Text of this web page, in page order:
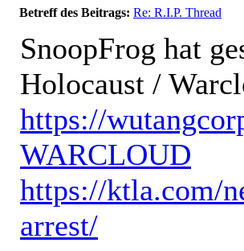
Betreff des Beitrags: Re: R.I.P. Thread
SnoopFrog hat
Holocaust /
https://
WARCLOUD
https://ktla.com/
arrest/